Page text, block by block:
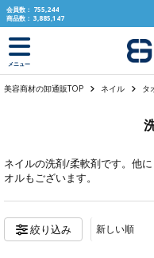
text.skipToContent
text.skipToNavigation
会員数： 755,244
商品数： 3,885,147
メニュー
美容商材の卸通販TOP ネイル タ
ネイルの洗剤/柔軟剤です。他に
オルもございます。
絞り込み 新しい順